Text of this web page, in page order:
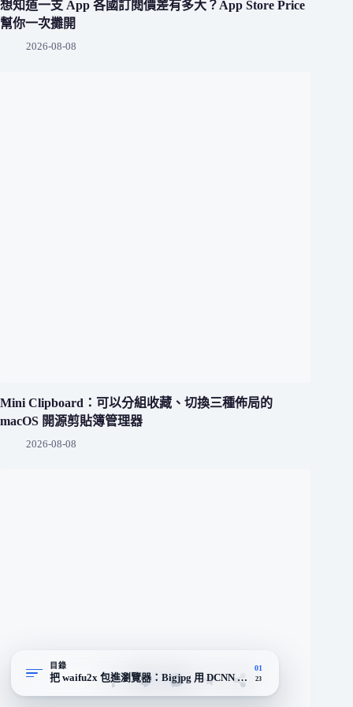
想知道一支 App 各國訂閱價差有多大？App Store Price
幫你一次攤開
2026-08-08
Mini Clipboard：可以分組收藏、切換三種佈局的
macOS 開源剪貼簿管理器
2026-08-08
目錄
把 waifu2x 包進瀏覽器：Bigjpg 用 DCNN 把放大做成免安裝
01
23